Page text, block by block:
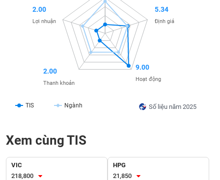
Số liệu năm 2025
TIS Ngành
5.34
Định giá
9.00
Hoạt động
2.00
Thanh khoản
2.00
Lợi nhuận
Xem cùng TIS
VIC
218,800
HPG
21,850
KHỎE
NGHỆ
TIN